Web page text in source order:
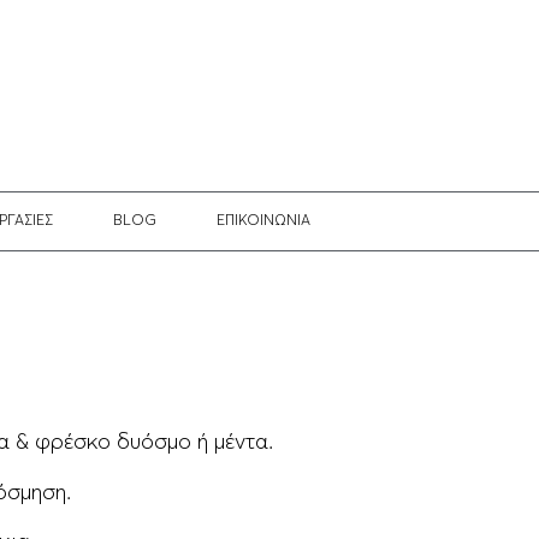
BLOG EΠΙΚΟΙΝΩΝΙΑ
& φρέσκο δυόσμο ή μέντα.